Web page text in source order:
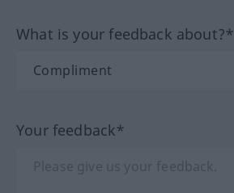
What is your feedback about?*
Your feedback*